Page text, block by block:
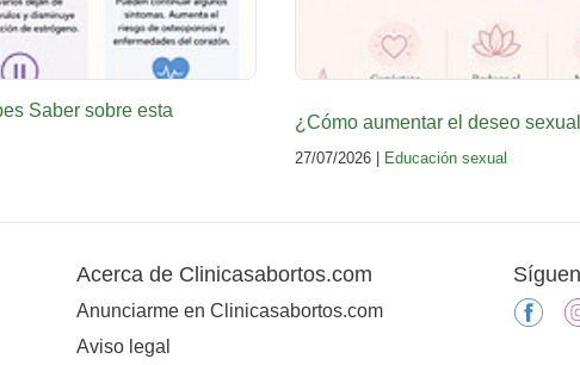
Saber sobre esta
¿Cómo aumentar el deseo
27/07/2026 | Educación sexual
Acerca de Clinicasabortos.com
Anunciarme en Clinicasabortos.com
Aviso legal